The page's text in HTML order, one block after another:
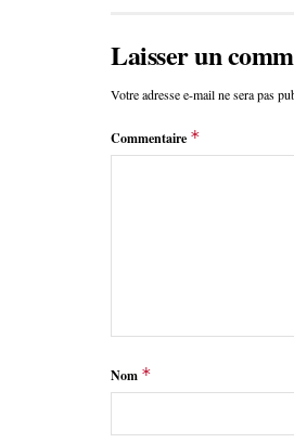
Laisser un
Votre adresse e-mail ne sera pas
Commentaire *
Nom *